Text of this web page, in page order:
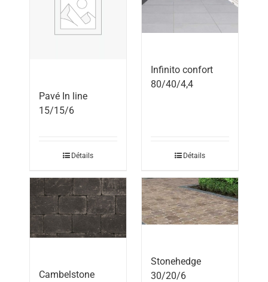
Pavé In line
15/15/6
Détails
Infinito confort
80/40/4,4
Détails
Cambelstone
Stonehedge
30/20/6